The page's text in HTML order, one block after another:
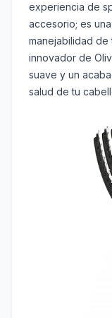
experiencia de
accesorio; es
manejabilidad de
innovador de
suave y un
salud de tu